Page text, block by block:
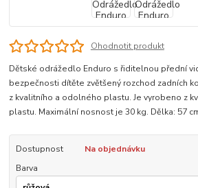
Ohodnotit produkt
Dětské odrážedlo Enduro s řiditelnou přední
bezpečnosti dítěte zvětšený rozchod zadních
z kvalitního a odolného plastu. Je vyrobeno z
plastu. Maximální nosnost je 30 kg. Dělka: 57
Dostupnost
Na objednávku
Barva